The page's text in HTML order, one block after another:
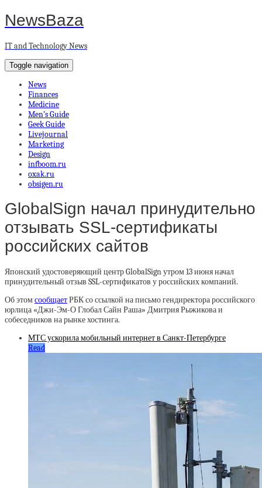
NewsBaza
IT and Technology News
Toggle navigation
News
Finances
Medicine
Men’s Guide
Geek Guide
Livejournal
Marketing
Design
infboom.ru
oxak.ru
obsigen.ru
GlobalSign начал принудительно
отзывать SSL-сертификаты
российских сайтов
Японский удостоверяющий центр GlobalSign утром 13 июня начал
принудительный отзыв SSL-сертификатов у российских компаний.
Об этомсообщаетРБК со ссылкой на письмо гендиректора российского
юрлица «Джи-Эм-О Глобал Сайн Раша» Дмитрия Рыжикова и
собеседников на рынке хостинга.
МТС ускорила мобильный интернет в Санкт-Петербурге
Read